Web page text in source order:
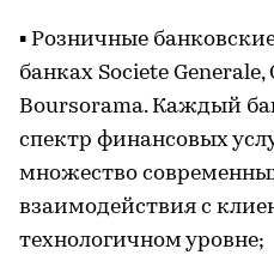
▪ Розничные
банках Societe
Boursorama. Каждый
спектр финансовых
множество
взаимодействия с
технологичном уровне;